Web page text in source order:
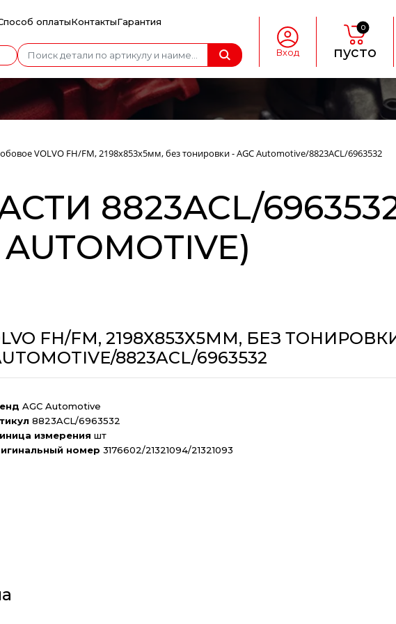
оплатыКонтактыГарантия
Вход
0
пусто
VOLVO FH/FM, 2198х853х5мм, без тонировки - AGC Automotive/8823ACL/6963532
8823ACL/
AUTOMOTIVE)
FH/FM, 2198Х853Х5ММ, БЕЗ ТОНИРОВКИ
8823ACL/6963532
AGC Automotive
8823ACL/6963532
измерения шт
номер 3176602/21321094/21321093